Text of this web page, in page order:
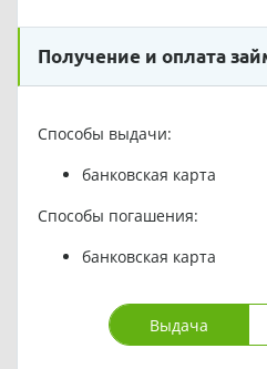
Получение и оплата
Способы выдачи:
банковская карта
Способы погашения:
банковская карта
Выдача